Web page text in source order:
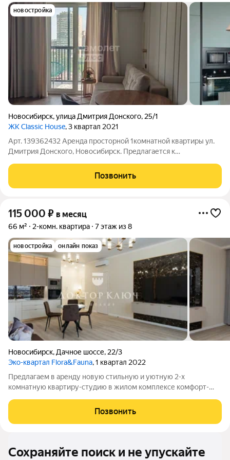
новостройка
Новосибирск,улица Дмитрия Донского, 25/1
ЖК Classic House, 3 квартал 2021
Арт. 139362432 Аренда просторной 1комнатной квартиры ул.
Дмитрия Донского, Новосибирск. Предлагается к
компактная квартира с дизайнерским ремонтом по выгодной
цене. Сочетает в себе комфорт
Позвонить
115 000 ₽ в месяц
66 м² 2-комн. квартира 7 этаж из 8
новостройка онлайн показ
Новосибирск, Дачное шоссе, 22/3
Эко-квартал Flora&Fauna, 1 квартал 2022
Предлагаем в аренду новую стильную и уютную 2-х
комнатную квартиру-студию в жилом комплексе комфорт-
Новосибирска. О квартире: -Квартира с новым ремонтом,
никто не проживал -Ремонт выполнен по
Позвонить
Сохраняйте поиск и не упускайте